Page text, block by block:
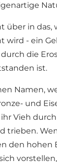
über in das,
wird - ein
die
ist.
Namen,
und
Vieh durch
trieben.
den hohen